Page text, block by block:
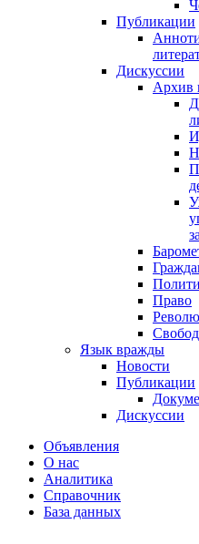
Публикации
Дискуссии
Архив
Право
Язык вражды
Новости
Публикации
Дискуссии
Объявления
О нас
Аналитика
Справочник
База данных